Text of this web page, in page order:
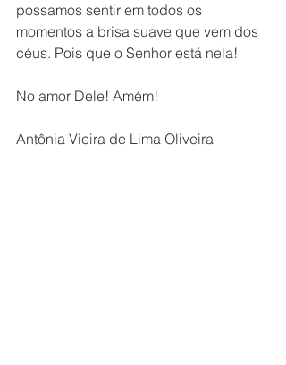
possamos sentir em todos os
momentos a brisa suave que vem dos
céus. Pois que o Senhor está nela!
No amor Dele! Amém!
Antônia Vieira de Lima Oliveira